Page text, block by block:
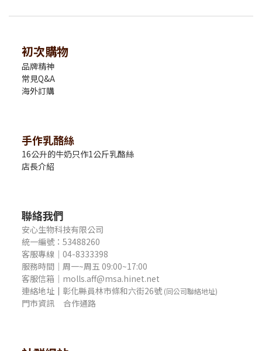
初次購物
品牌精神
常見Q&A
海外訂購
手作乳酪絲
16公升的牛奶只作1公斤乳酪絲
店長介紹
聯絡我們
安心生物科技有限公司
統一編號：53488260
客服專線｜04-8333398
服務時間｜周一~周五 09:00~17:00
客服信箱｜molls.aff@msa.hinet.net
連絡地址 ｜ 彰化縣員林市條和六街26號 (同公司聯絡地址)
門市資訊 合作通路